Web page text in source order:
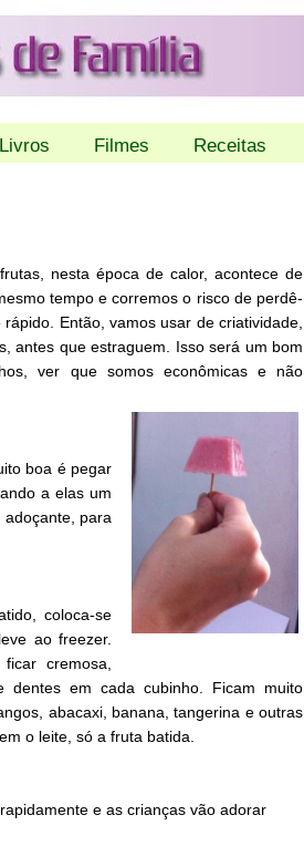
Livros Filmes Receitas
nesta época de calor, acontece de
tempo e corremos o risco de perdê-
Então, vamos usar de criatividade,
antes que estraguem. Isso será um bom
ver que somos econômicas e não
boa é pegar
a elas um
adoçante, para
coloca-se
ao freezer.
cremosa,
dentes em cada cubinho. Ficam muito
abacaxi, banana, tangerina e outras
o leite, só a fruta batida.
e as crianças vão adorar